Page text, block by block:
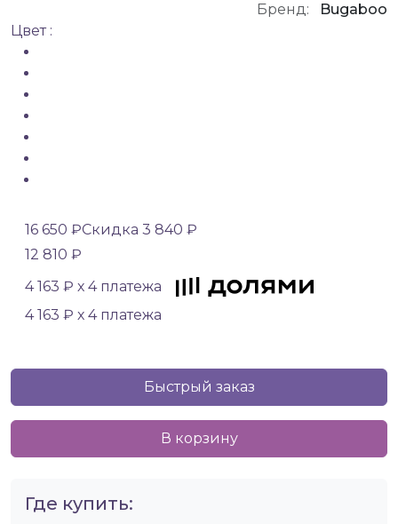
Бренд:
Bugaboo
Цвет :
16 650 ₽Скидка 3 840 ₽
12 810 ₽
4 163 ₽ х 4 платежа
4 163 ₽ х 4 платежа
Быстрый заказ
В корзину
Где купить: